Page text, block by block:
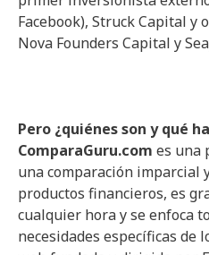
Facebook), Struck Capital y
Nova Founders Capital y
Pero ¿quiénes son y qué
ComparaGuru.com es una
una comparación imparcial
productos financieros, es
cualquier hora y se enfoca
necesidades específicas de